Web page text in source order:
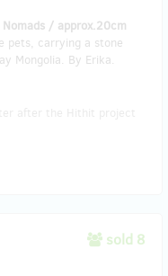
/ approx.20cm
pets, carrying a stone
Mongolia. By Erika.
sold 8